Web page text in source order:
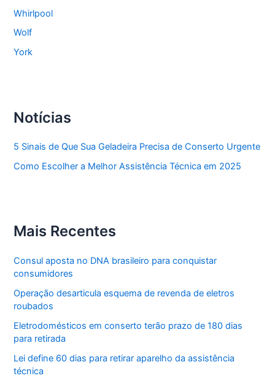
Whirlpool
Wolf
York
Notícias
5 Sinais de Que Sua Geladeira Precisa de Conserto Urgente
Como Escolher a Melhor Assistência Técnica em 2025
Mais Recentes
Consul aposta no DNA brasileiro para conquistar
consumidores
Operação desarticula esquema de revenda de eletros
roubados
Eletrodomésticos em conserto terão prazo de 180 dias
para retirada
Lei define 60 dias para retirar aparelho da assistência
técnica